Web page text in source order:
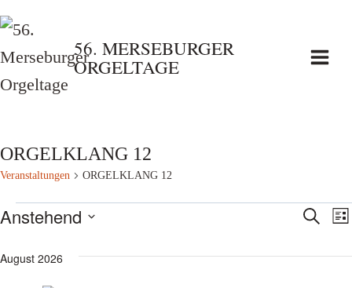
Zum
Inhalt
springen
56. MERSEBURGER
ORGELTAGE
ORGELKLANG 12
Veranstaltungen ORGELKLANG 12
Veranstaltungen Suche
Anstehend
wählen.
August 2026